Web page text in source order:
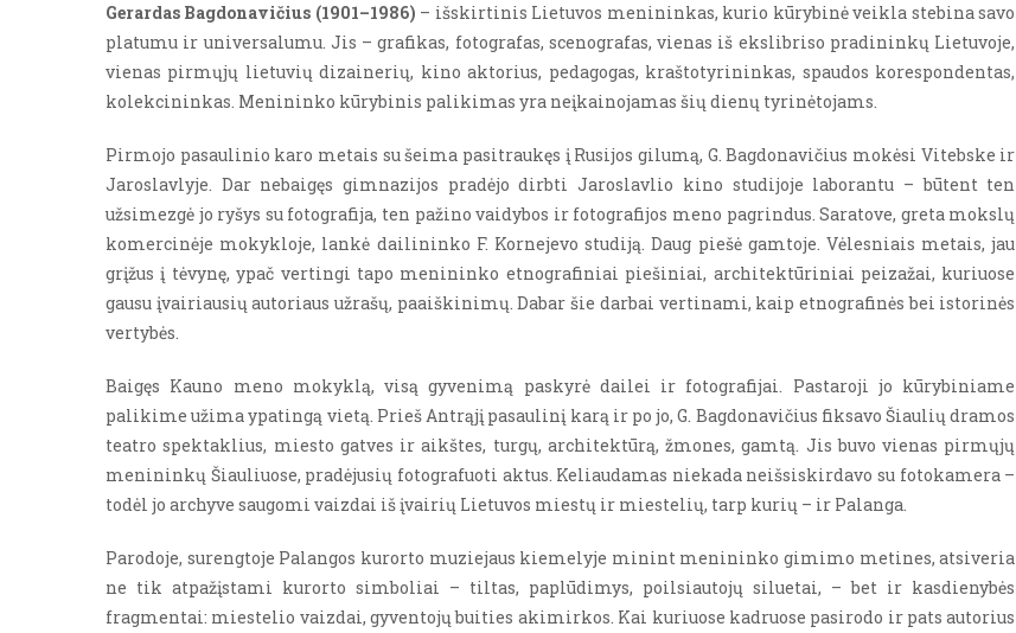
Gerardas Bagdonavičius (1901–1986) – išskirtinis Lietuvos menininkas, kurio kūrybinė veikla stebina savo
platumu ir universalumu. Jis – grafikas, fotografas, scenografas, vienas iš ekslibriso pradininkų Lietuvoje,
vienas pirmųjų lietuvių dizainerių, kino aktorius, pedagogas, kraštotyrininkas, spaudos korespondentas,
kolekcininkas. Menininko kūrybinis palikimas yra neįkainojamas šių dienų tyrinėtojams.
Pirmojo pasaulinio karo metais su šeima pasitraukęs į Rusijos gilumą, G. Bagdonavičius mokėsi Vitebske ir
Jaroslavlyje. Dar nebaigęs gimnazijos pradėjo dirbti Jaroslavlio kino studijoje laborantu – būtent ten
užsimezgė jo ryšys su fotografija, ten pažino vaidybos ir fotografijos meno pagrindus. Saratove, greta mokslų
komercinėje mokykloje, lankė dailininko F. Kornejevo studiją. Daug piešė gamtoje. Vėlesniais metais, jau
grįžus į tėvynę, ypač vertingi tapo menininko etnografiniai piešiniai, architektūriniai peizažai, kuriuose
gausu įvairiausių autoriaus užrašų, paaiškinimų. Dabar šie darbai vertinami, kaip etnografinės bei istorinės
vertybės.
Baigęs Kauno meno mokyklą, visą gyvenimą paskyrė dailei ir fotografijai. Pastaroji jo kūrybiniame
palikime užima ypatingą vietą. Prieš Antrąjį pasaulinį karą ir po jo, G. Bagdonavičius fiksavo Šiaulių dramos
teatro spektaklius, miesto gatves ir aikštes, turgų, architektūrą, žmones, gamtą. Jis buvo vienas pirmųjų
menininkų Šiauliuose, pradėjusių fotografuoti aktus. Keliaudamas niekada neišsiskirdavo su fotokamera –
todėl jo archyve saugomi vaizdai iš įvairių Lietuvos miestų ir miestelių, tarp kurių – ir Palanga.
Parodoje, surengtoje Palangos kurorto muziejaus kiemelyje minint menininko gimimo metines, atsiveria
ne tik atpažįstami kurorto simboliai – tiltas, paplūdimys, poilsiautojų siluetai, – bet ir kasdienybės
fragmentai: miestelio vaizdai, gyventojų buities akimirkos. Kai kuriuose kadruose pasirodo ir pats autorius